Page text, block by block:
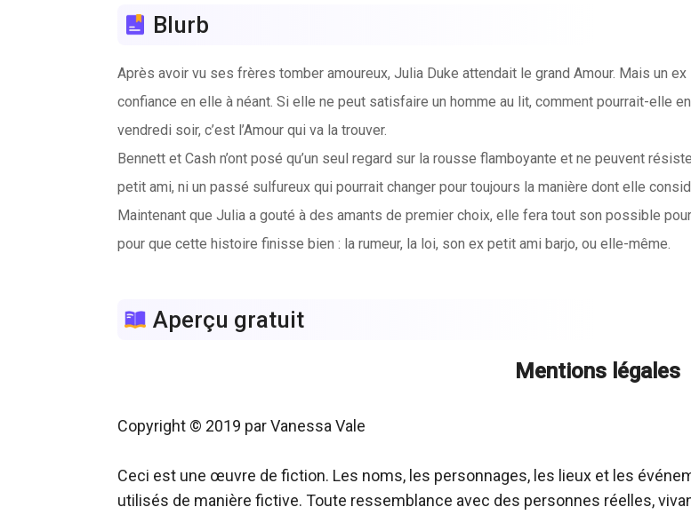
Blurb
Après avoir vu ses frères tomber amoureux, Julia Duke attendait le grand Amour. Mais un
confiance en elle à néant. Si elle ne peut satisfaire un homme au lit, comment pourrait-elle
vendredi soir, c’est l’Amour qui va la trouver.
Bennett et Cash n’ont posé qu’un seul regard sur la rousse flamboyante et ne peuvent
petit ami, ni un passé sulfureux qui pourrait changer pour toujours la manière dont elle
Maintenant que Julia a gouté à des amants de premier choix, elle fera tout son possible
pour que cette histoire finisse bien : la rumeur, la loi, son ex petit ami barjo, ou elle-même.
Aperçu gratuit
Mentions légales
Copyright © 2019 par Vanessa Vale
Ceci est une œuvre de fiction. Les noms, les personnages, les lieux et les
utilisés de manière fictive. Toute ressemblance avec des personnes réelles,